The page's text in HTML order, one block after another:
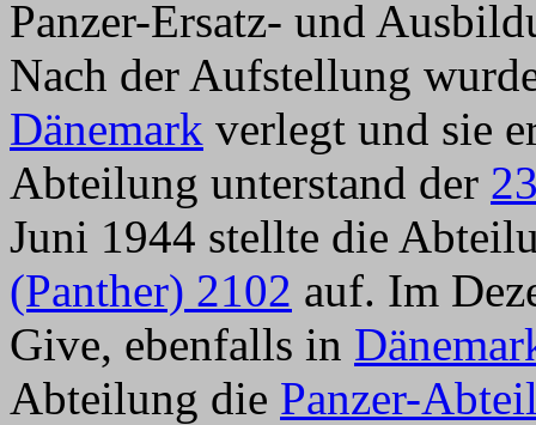
Panzer-Ersatz- und
Nach der Aufstellung
Dänemark verlegt und sie
Abteilung unterstand der
Juni 1944 stellte die
(Panther) 2102 auf. Im
Give, ebenfalls in
Abteilung die Panzer-